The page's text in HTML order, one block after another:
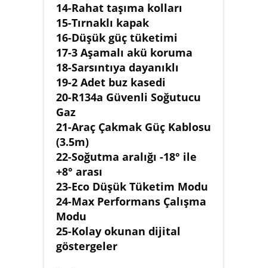
14-Rahat taşıma kolları
15-Tırnaklı kapak
16-Düşük güç tüketimi
17-3 Aşamalı akü koruma
18-Sarsıntıya dayanıklı
19-2 Adet buz kasedi
20-R134a Güvenli Soğutucu
Gaz
21-Araç Çakmak Güç Kablosu
(3.5m)
22-Soğutma aralığı -18° ile
+8° arası
23-Eco Düşük Tüketim Modu
24-Max Performans Çalışma
Modu
25-Kolay okunan dijital
göstergeler